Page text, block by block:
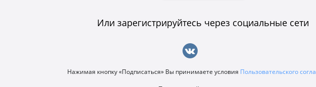
Или зарегистрируйтесь через социальные сети
Нажимая кнопку «Подписаться» Вы принимаете условия Пользовательского